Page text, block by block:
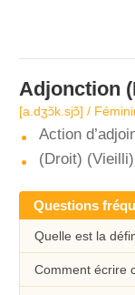
Adjonction
[a.dʒɔ̃k.sjɔ̃] /
Action
(Droit)
Questions
Quelle est la
Comment écrire